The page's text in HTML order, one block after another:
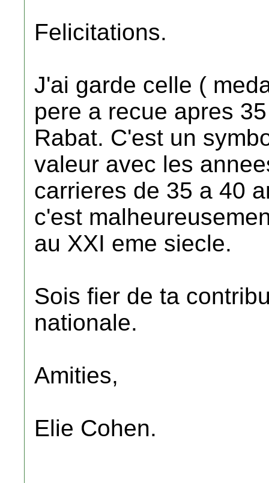
Felicitations.
J'ai garde celle (
pere a recue apres
Rabat. C'est un
valeur avec les
carrieres de 35 a 40
c'est
au XXI eme siecle.
Sois fier de ta
nationale.
Amities,
Elie Cohen.